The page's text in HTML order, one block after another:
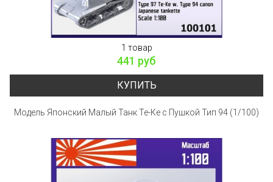
1 товар
441 руб
КУПИТЬ
Модель Японский Малый Танк Те-Ке с Пушкой Тип 94 (1/100)